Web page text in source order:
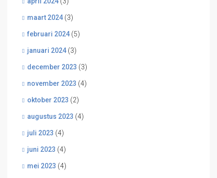
maart 2024 (3)
februari 2024 (5)
januari 2024 (3)
december 2023 (3)
november 2023 (4)
oktober 2023 (2)
augustus 2023 (4)
juli 2023 (4)
juni 2023 (4)
mei 2023 (4)